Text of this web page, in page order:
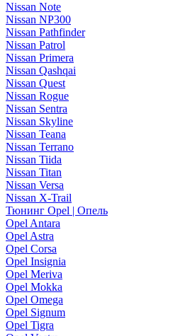
Nissan Note
Nissan NP300
Nissan Pathfinder
Nissan Patrol
Nissan Primera
Nissan Qashqai
Nissan Quest
Nissan Rogue
Nissan Sentra
Nissan Skyline
Nissan Teana
Nissan Terrano
Nissan Tiida
Nissan Titan
Nissan Versa
Nissan X-Trail
Тюнинг Opel | Опель
Opel Antara
Opel Astra
Opel Corsa
Opel Insignia
Opel Meriva
Opel Mokka
Opel Omega
Opel Signum
Opel Tigra